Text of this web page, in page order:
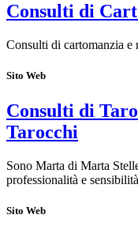
Consulti di
Consulti di cartomanzia e
Sito Web
Consulti di
Tarocchi
Sono Marta di Marta
professionalità e
Sito Web